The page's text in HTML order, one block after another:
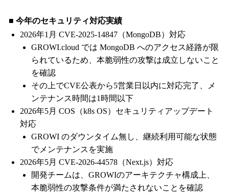
■ 今年のセキュリティ対応実績
2026年1月 CVE-2025-14847（MongoDB）対応
GROWI.cloud では MongoDB へのアクセス経路が限
られているため、本脆弱性の攻撃は成立しないこと
を確認
その上でCVE公表から5営業日以内に対応完了、メ
ンテナンス時間は1時間以下
2026年5月 COS（k8s OS）セキュリティアップデート
対応
GROWI のダウンタイム無し、継続利用可能な状態
でメンテナンスを実施
2026年5月 CVE-2026-44578（Next.js）対応
開発チームは、GROWIのアーキテクチャ構成上、
本脆弱性の攻撃条件が満たされないことを確認